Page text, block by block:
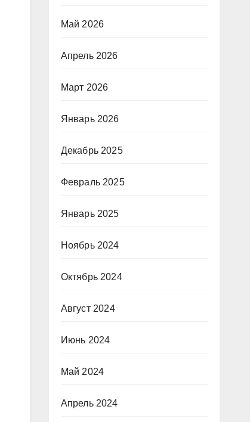
Май 2026
Апрель 2026
Март 2026
Январь 2026
Декабрь 2025
Февраль 2025
Январь 2025
Ноябрь 2024
Октябрь 2024
Август 2024
Июнь 2024
Май 2024
Апрель 2024